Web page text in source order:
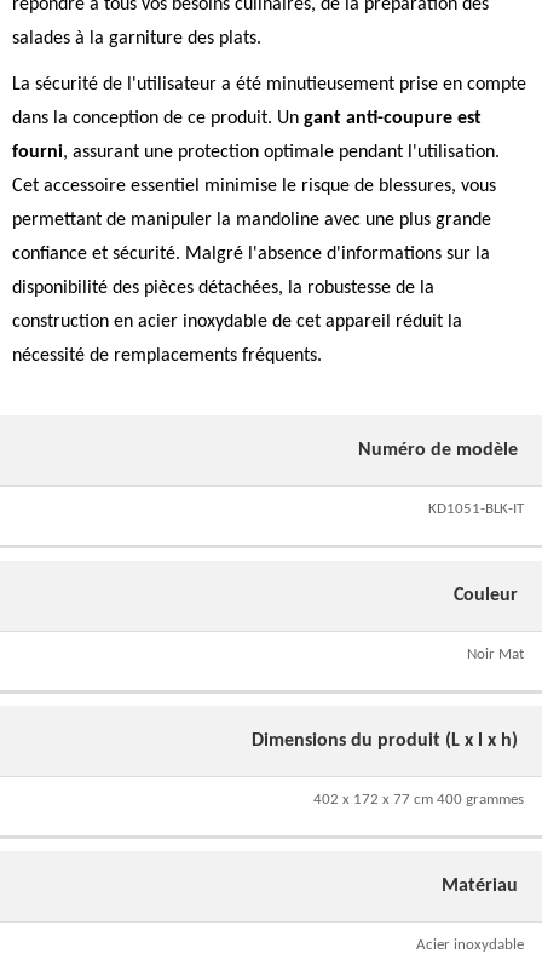
répondre à tous vos besoins culinaires, de la préparation des
salades à la garniture des plats.
La sécurité de l'utilisateur a été minutieusement prise en compte
dans la conception de ce produit. Un gant anti-coupure est
fourni, assurant une protection optimale pendant l'utilisation.
Cet accessoire essentiel minimise le risque de blessures, vous
permettant de manipuler la mandoline avec une plus grande
confiance et sécurité. Malgré l'absence d'informations sur la
disponibilité des pièces détachées, la robustesse de la
construction en acier inoxydable de cet appareil réduit la
nécessité de remplacements fréquents.
Numéro de modèle
KD1051-BLK-IT
Couleur
Noir Mat
Dimensions du produit (L x l x h)
402 x 172 x 77 cm 400 grammes
Matériau
Acier inoxydable